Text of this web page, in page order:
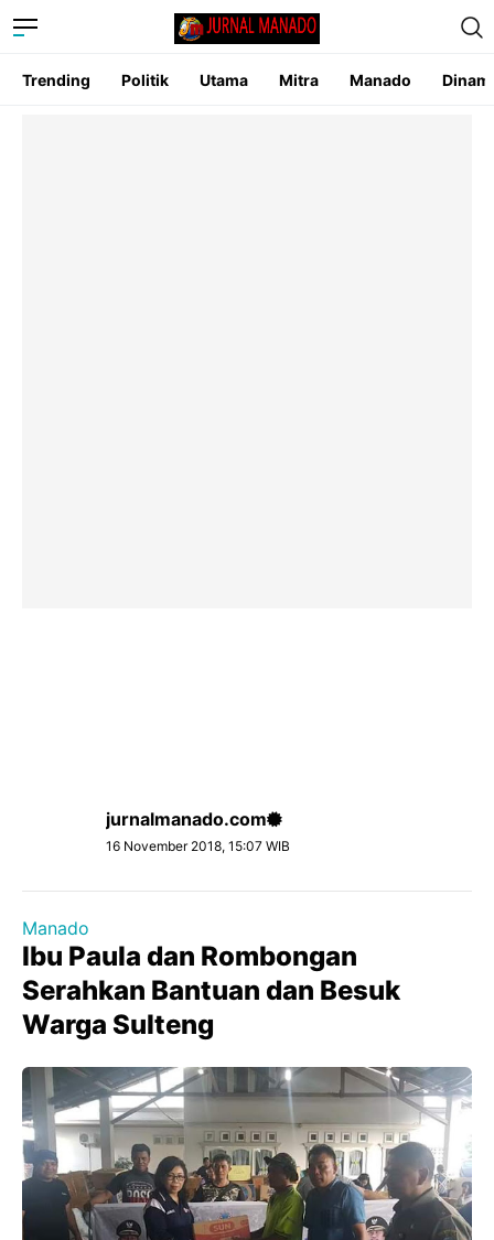
Trending Politik Utama Mitra Manado
jurnalmanado.com
16 November 2018, 15:07 WIB
Manado
Ibu Paula dan Rombongan
Serahkan Bantuan dan Besuk
Warga Sulteng